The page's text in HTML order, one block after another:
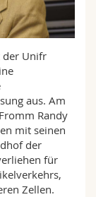
der Unifr
aus. Am
Randy
mit seinen
der
für
Zellen.